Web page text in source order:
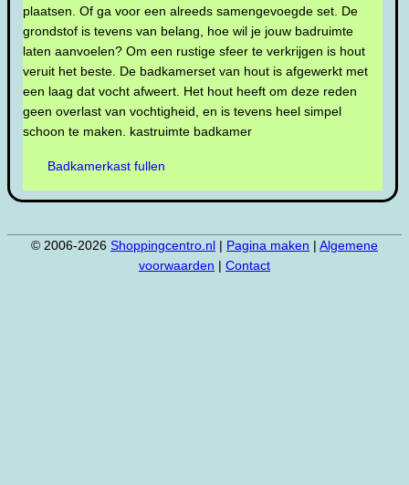
plaatsen. Of ga voor een alreeds samengevoegde set. De
grondstof is tevens van belang, hoe wil je jouw badruimte
laten aanvoelen? Om een rustige sfeer te verkrijgen is hout
veruit het beste. De badkamerset van hout is afgewerkt met
een laag dat vocht afweert. Het hout heeft om deze reden
geen overlast van vochtigheid, en is tevens heel simpel
schoon te maken. kastruimte badkamer
Badkamerkast fullen
© 2006-2026 Shoppingcentro.nl | Pagina maken | Algemene
voorwaarden | Contact